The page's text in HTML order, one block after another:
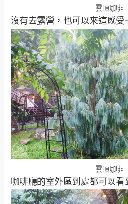
雲頂咖啡
沒有去露營，也可以來這感受
雲頂咖啡
咖啡廳的室外區到處都可以看